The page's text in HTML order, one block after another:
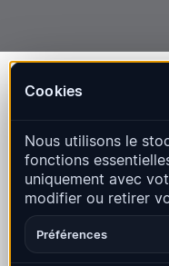
Cookies
Nous utilisons le
fonctions
uniquement avec
modifier ou retirer
Préférences
Carte en direct,
Ouvrir la carte
Aperçu Carte